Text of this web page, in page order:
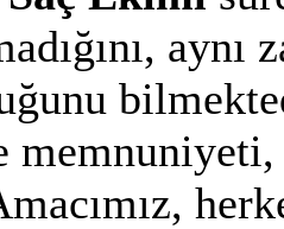
aynı